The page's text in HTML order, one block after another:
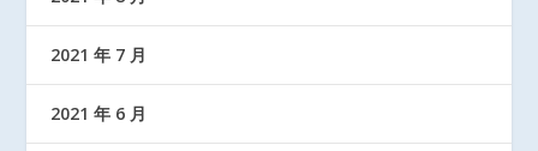
2021 年 7 月
2021 年 6 月